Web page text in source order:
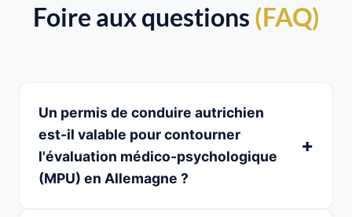
Foire aux questions (FAQ)
Un permis de conduire autrichien
est-il valable pour contourner
l'évaluation médico-psychologique
(MPU) en Allemagne ?